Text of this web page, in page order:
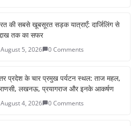
e
की सबसे खूबसूरत सड़क यात्राएँ: दार्जिलिंग से
तक का सफर
August 5, 2026 0 Comments
प्रदेश के चार प्रमुख पर्यटन स्थल: ताज महल,
लखनऊ, प्रयागराज और इनके आकर्षण
August 4, 2026 0 Comments